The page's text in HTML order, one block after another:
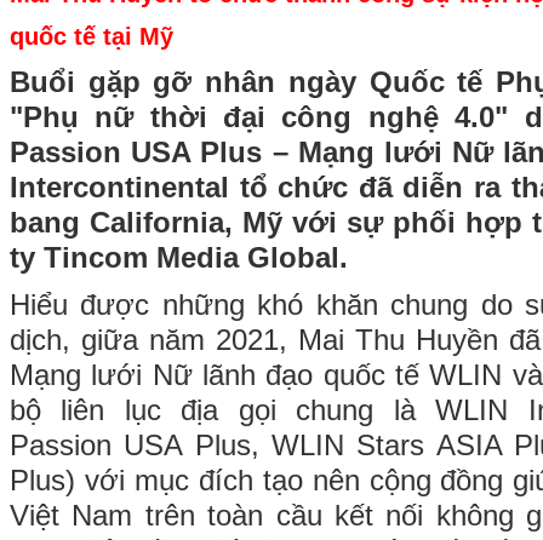
quốc tế tại Mỹ
Buổi gặp gỡ nhân ngày Quốc tế
"Phụ nữ thời đại công nghệ 4.0"
Passion USA Plus – Mạng lưới Nữ
Intercontinental tổ chức đã diễn ra
bang California, Mỹ với sự phối hợp
ty Tincom Media Global.
Hiểu được những khó khăn chung do
dịch, giữa năm 2021, Mai Thu Huyền
Mạng lưới Nữ lãnh đạo quốc tế WLIN
bộ liên lục địa gọi chung là WLIN
Passion USA Plus, WLIN Stars ASIA
Plus) với mục đích tạo nên cộng đồng
Việt Nam trên toàn cầu kết nối không